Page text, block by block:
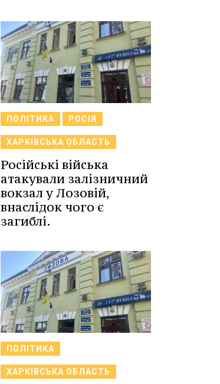
ПОЛІТИКА РОСІЯ
ХАРКІВСЬКА ОБЛАСТЬ
Російські війська
атакували залізничний
вокзал у Лозовій,
внаслідок чого є
загиблі.
ПОЛІТИКА
ХАРКІВСЬКА ОБЛАСТЬ